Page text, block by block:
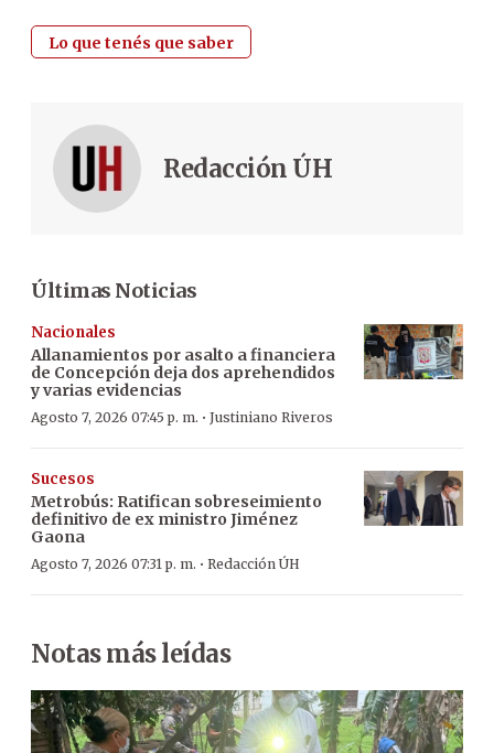
Lo que tenés que saber
Redacción ÚH
Últimas Noticias
Nacionales
Allanamientos por asalto a financiera
de Concepción deja dos aprehendidos
y varias evidencias
Agosto 7, 2026 07:45 p. m. · Justiniano Riveros
Sucesos
Metrobús: Ratifican sobreseimiento
definitivo de ex ministro Jiménez
Gaona
Agosto 7, 2026 07:31 p. m. · Redacción ÚH
Notas más leídas